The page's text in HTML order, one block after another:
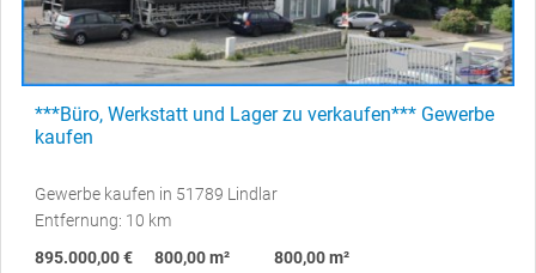
***Büro, Werkstatt und Lager zu verkaufen*** Gewerbe
kaufen
Gewerbe kaufen in 51789 Lindlar
Entfernung: 10 km
895.000,00 €
800,00 m²
800,00 m²